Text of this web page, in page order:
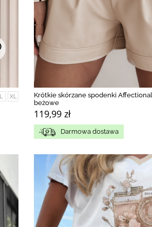
L XL
Krótkie skórzane spodenki Affectional
beżowe
119,99 zł
Darmowa dostawa